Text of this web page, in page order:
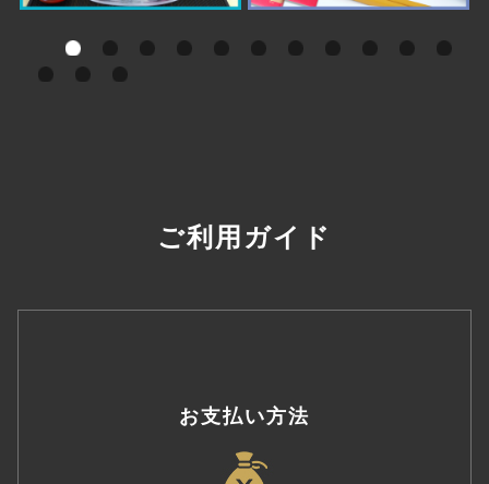
ご利用ガイド
お支払い方法